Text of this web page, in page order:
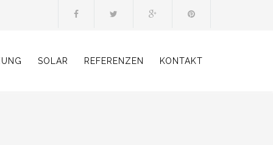
SOLAR REFERENZEN KONTAKT